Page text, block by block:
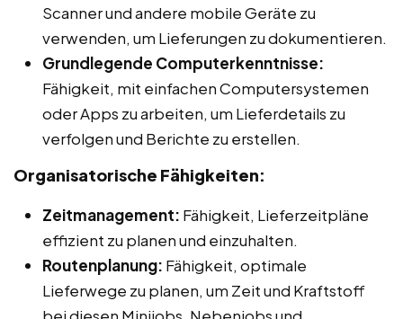
Scanner und andere mobile Geräte zu
verwenden, um Lieferungen zu dokumentieren.
Grundlegende Computerkenntnisse:
Fähigkeit, mit einfachen Computersystemen
oder Apps zu arbeiten, um Lieferdetails zu
verfolgen und Berichte zu erstellen.
Organisatorische Fähigkeiten:
Zeitmanagement: Fähigkeit, Lieferzeitpläne
effizient zu planen und einzuhalten.
Routenplanung: Fähigkeit, optimale
Lieferwege zu planen, um Zeit und Kraftstoff